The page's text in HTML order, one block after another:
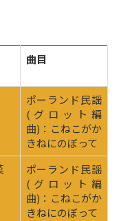
曲目
ポーランド民謡
(グロット編
曲)：こねこがか
きねにのぼって
ポーランド民謡
(グロット編
曲)：こねこがか
きねにのぼって